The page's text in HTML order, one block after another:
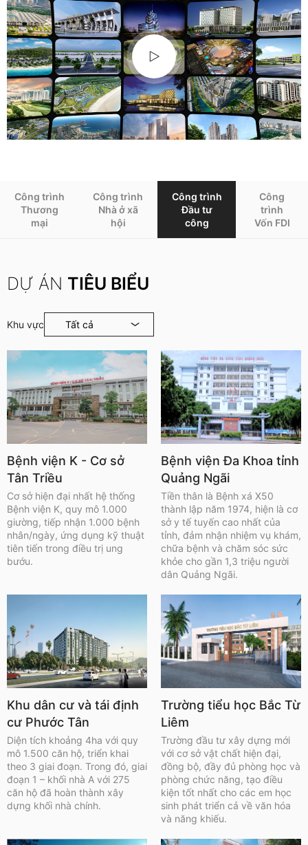
Công trình
Thương
mại
Công trình
Nhà ở xã
hội
Công trình
Đầu tư
công
Công
trình
Vốn FDI
DỰ ÁN TIÊU BIỂU
Khu vực
Bệnh viện K - Cơ sở
Tân Triều
Cơ sở hiện đại nhất hệ thống
Bệnh viện K, quy mô 1.000
giường, tiếp nhận 1.000 bệnh
nhân/ngày, ứng dụng kỹ thuật
tiên tiến trong điều trị ung
bướu.
Bệnh viện Đa Khoa tỉnh
Quảng Ngãi
Tiền thân là Bệnh xá X50
thành lập năm 1974, hiện là cơ
sở y tế tuyến cao nhất của
tỉnh, đảm nhận nhiệm vụ khám,
chữa bệnh và chăm sóc sức
khỏe cho gần 1,3 triệu người
dân Quảng Ngãi.
Khu dân cư và tái định
cư Phước Tân
Diện tích khoảng 4ha với quy
mô 1.500 căn hộ, triển khai
theo 3 giai đoạn. Trong đó, giai
đoạn 1 – khối nhà A với 275
căn hộ đã hoàn thành xây
dựng khối nhà chính.
Trường tiểu học Bắc Từ
Liêm
Trường đầu tư xây dựng mới
với cơ sở vật chất hiện đại,
đồng bộ, đầy đủ phòng học và
phòng chức năng, tạo điều
kiện tốt nhất cho các em học
sinh phát triển cả về văn hóa
và năng khiếu.